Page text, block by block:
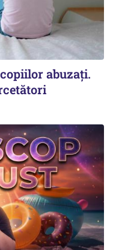
abuzați.